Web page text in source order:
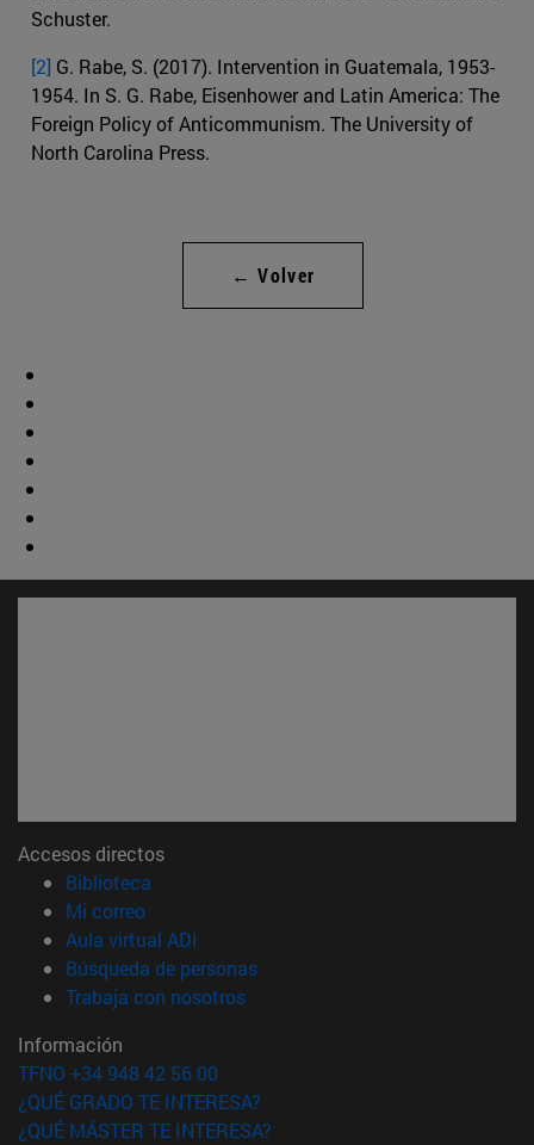
Schuster.
[2] G. Rabe, S. (2017). Intervention in Guatemala, 1953-
1954. In S. G. Rabe, Eisenhower and Latin America: The
Foreign Policy of Anticommunism. The University of
North Carolina Press.
← Volver
Accesos directos
Biblioteca
Mi correo(abre en nueva ventana)
Aula virtual ADI
Búsqueda de personas(abre en nueva ventana)
Trabaja con nosotros(abre en nueva ventana)
Información
TFNO +34 948 42 56 00
¿QUÉ GRADO TE INTERESA?
¿QUÉ MÁSTER TE INTERESA?